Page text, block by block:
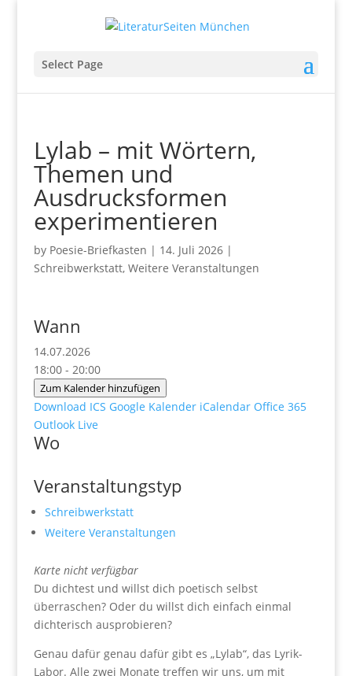
Select Page
Lylab – mit Wörtern,
Themen und
Ausdrucksformen
experimentieren
by Poesie-Briefkasten | 14. Juli 2026|
Schreibwerkstatt, Weitere Veranstaltungen
Wann
14.07.2026
18:00 - 20:00
Zum Kalender hinzufügen
Download ICS Google Kalender iCalendar Office 365
Outlook Live
Wo
Veranstaltungstyp
Schreibwerkstatt
Weitere Veranstaltungen
Karte nicht verfügbar
Du dichtest und willst dich poetisch selbst
überraschen? Oder du willst dich einfach einmal
dichterisch ausprobieren?
Genau dafür genau dafür gibt es „Lylab“, das Lyrik-
Labor. Alle zwei Monate treffen wir uns, um mit